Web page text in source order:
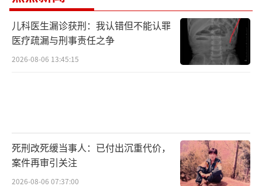
儿科医生漏诊获刑：我认错但不能认罪
医疗疏漏与刑事责任之争
2026-08-06 13:45:15
死刑改死缓当事人：已付出沉重代价，
案件再审引关注
2026-08-06 07:37:00